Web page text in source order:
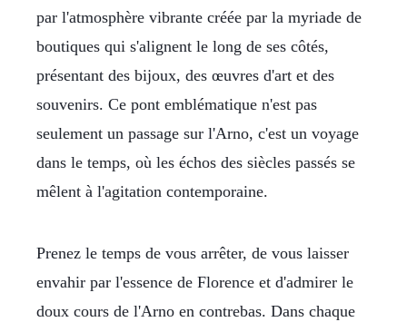
par l'atmosphère vibrante créée par la myriade de
boutiques qui s'alignent le long de ses côtés,
présentant des bijoux, des œuvres d'art et des
souvenirs. Ce pont emblématique n'est pas
seulement un passage sur l'Arno, c'est un voyage
dans le temps, où les échos des siècles passés se
mêlent à l'agitation contemporaine.
Prenez le temps de vous arrêter, de vous laisser
envahir par l'essence de Florence et d'admirer le
doux cours de l'Arno en contrebas. Dans chaque